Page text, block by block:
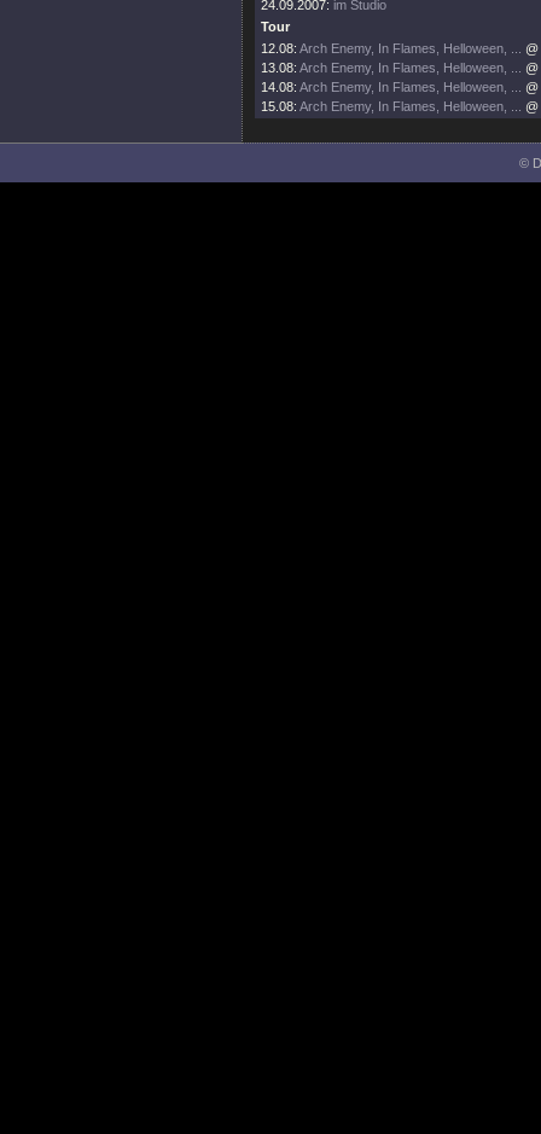
24.09.2007: im Studio
Tour
12.08: Arch Enemy, In Flames, Helloween, ...
13.08: Arch Enemy, In Flames, Helloween, ...
14.08: Arch Enemy, In Flames, Helloween, ...
15.08: Arch Enemy, In Flames, Helloween, ...
©